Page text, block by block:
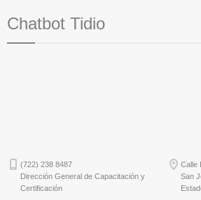
Chatbot Tidio
(722) 238 8487
Dirección General de Capacitación y
Certificación
Calle
San